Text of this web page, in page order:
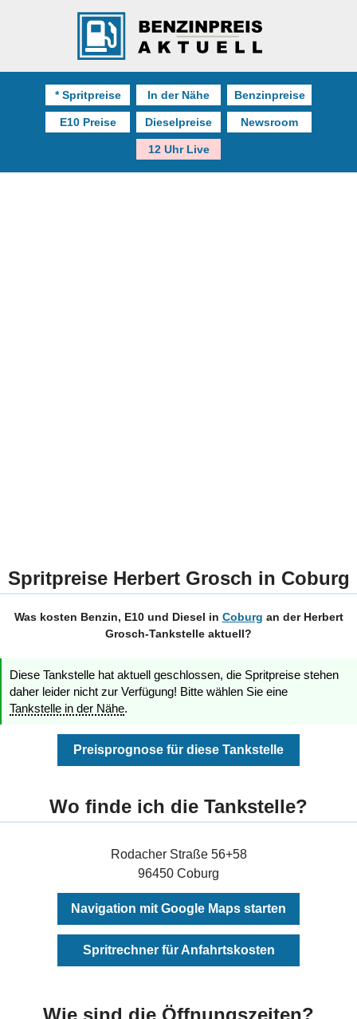
* Spritpreise In der Nähe Benzinpreise
E10 Preise Dieselpreise Newsroom
12 Uhr Live
Spritpreise Herbert Grosch in Coburg
Was kosten Benzin, E10 und Diesel in Coburg an der Herbert
Grosch-Tankstelle aktuell?
Diese Tankstelle hat aktuell geschlossen, die Spritpreise stehen
daher leider nicht zur Verfügung! Bitte wählen Sie eine
Tankstelle in der Nähe.
Preisprognose für diese Tankstelle
Wo finde ich die Tankstelle?
Rodacher Straße 56+58
96450 Coburg
Navigation mit Google Maps starten
Spritrechner für Anfahrtskosten
Wie sind die Öffnungszeiten?